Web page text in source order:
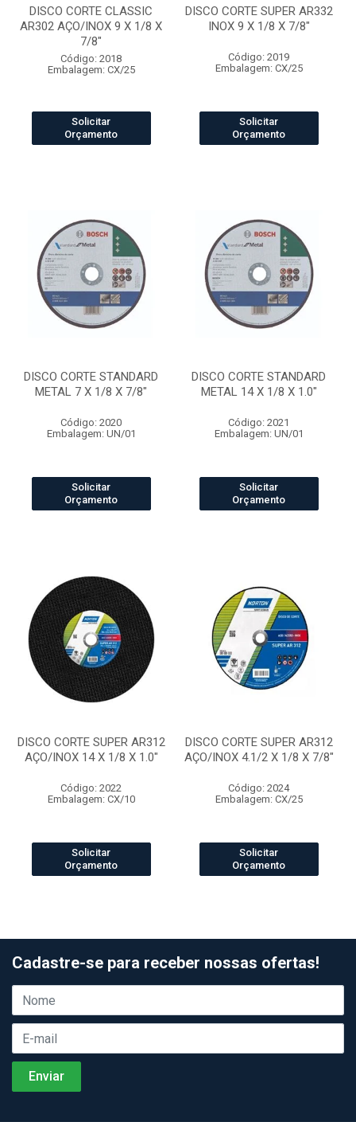
DISCO CORTE CLASSIC
AR302 AÇO/INOX 9 X 1/8 X
7/8"
Código: 2018
Embalagem: CX/25
Solicitar
Orçamento
DISCO CORTE SUPER AR332
INOX 9 X 1/8 X 7/8"
Código: 2019
Embalagem: CX/25
Solicitar
Orçamento
DISCO CORTE STANDARD
METAL 7 X 1/8 X 7/8"
Código: 2020
Embalagem: UN/01
Solicitar
Orçamento
DISCO CORTE STANDARD
METAL 14 X 1/8 X 1.0"
Código: 2021
Embalagem: UN/01
Solicitar
Orçamento
DISCO CORTE SUPER AR312
AÇO/INOX 14 X 1/8 X 1.0"
Código: 2022
Embalagem: CX/10
Solicitar
Orçamento
DISCO CORTE SUPER AR312
AÇO/INOX 4.1/2 X 1/8 X 7/8"
Código: 2024
Embalagem: CX/25
Solicitar
Orçamento
Cadastre-se para receber nossas ofertas!